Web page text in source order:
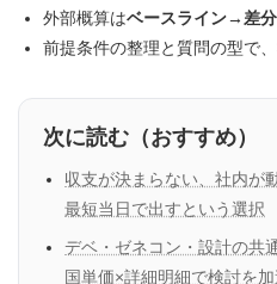
外部概算はベースライン→差
前提条件の整理と質問の型で
次に読む（おすすめ）
収支が決まらない、社内が
最短当日で出すという選択
デベ・ゼネコン・設計の
国単価×詳細明細で検討を加